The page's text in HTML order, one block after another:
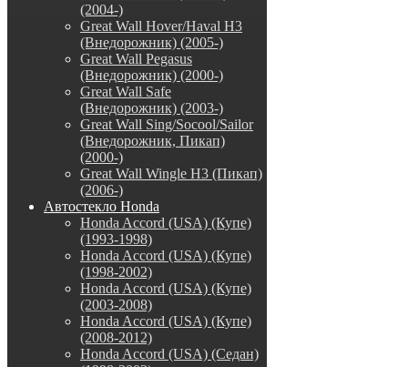
(2004-)
Great Wall Hover/Haval H3
(Внедорожник) (2005-)
Great Wall Pegasus
(Внедорожник) (2000-)
Great Wall Safe
(Внедорожник) (2003-)
Great Wall Sing/Socool/Sailor
(Внедорожник, Пикап)
(2000-)
Great Wall Wingle H3 (Пикап)
(2006-)
Автостекло Honda
Honda Accord (USA) (Купе)
(1993-1998)
Honda Accord (USA) (Купе)
(1998-2002)
Honda Accord (USA) (Купе)
(2003-2008)
Honda Accord (USA) (Купе)
(2008-2012)
Honda Accord (USA) (Седан)